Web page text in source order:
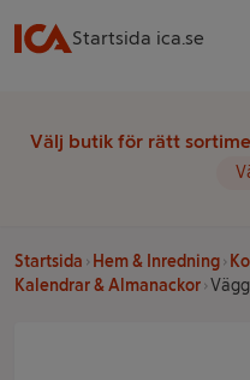
Startsida ica.se
Välj butik för rätt
Startsida Hem & Inredning
Kalendrar & Almanackor